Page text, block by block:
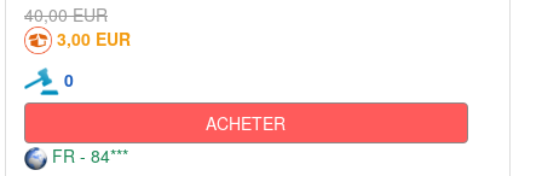
40,00 EUR
3,00 EUR
0
ACHETER
FR - 84***